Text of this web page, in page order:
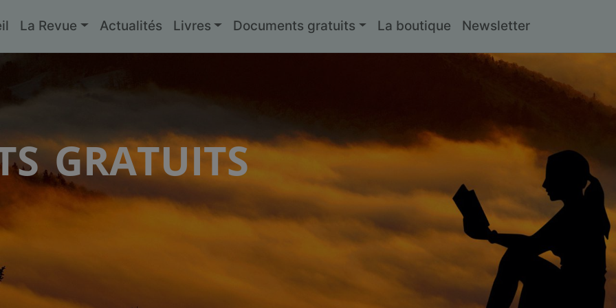
La Revue Actualités Livres Documents gratuits La boutique Newsletter
gratuits